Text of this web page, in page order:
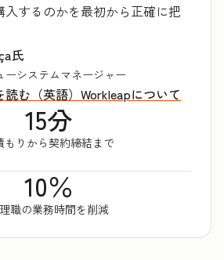
するのかを最初から正確に把
氏
ーシステムマネージャー
む（英語） Workleapについて
15分
もりから契約締結まで
10％
職の業務時間を削減